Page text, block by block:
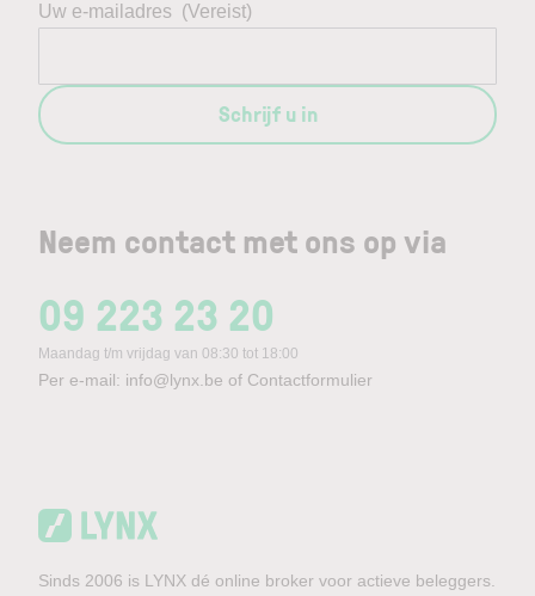
Neem contact met ons op via
09 223 23 20
Maandag t/m vrijdag van 08:30 tot 18:00
Per e-mail: info@lynx.be of Contactformulier
Uw e-mailadres (Vereist)
Schrijf u in
Sinds 2006 is LYNX dé online broker voor actieve beleggers.